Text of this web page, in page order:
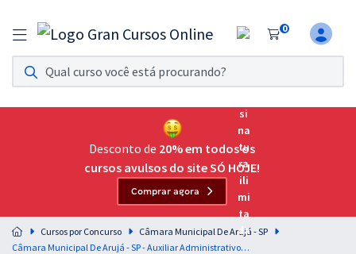
0
Assinatura Ilimitada 11
Acesso a todos os cursos. Teste grátis por 7 dias!
Assinatura OAB Até Passar
Acesso ilimitado a toda preparação para o Exame da
Residências Multiprofissionais
Preparação completa e intensiva para as principais
residências em saúde do Brasil
Desconto de 20% em todos os
cursos avulsos do site SÓ HOJE!
Comprar agora
Cursos por Concurso
Câmara Municipal De Arujá - SP
Câmara Municipal De Arujá - SP - Auxiliar Administrativo (Pós-Edital)